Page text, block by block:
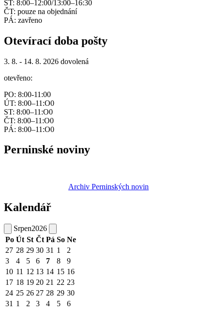
ST: 8:00–12:00/13:00–16:30
ČT: pouze na objednání
PÁ: zavřeno
Otevírací doba pošty
3. 8. - 14. 8. 2026 dovolená
otevřeno:
PO: 8:00-11:00
ÚT: 8:00–11:O0
ST: 8:00–11:O0
ČT: 8:00–11:O0
PÁ: 8:00–11:O0
Perninské noviny
Archiv Perninských novin
Kalendář
Srpen2026
Po Út St Čt Pá So Ne
27 28 29 30 31 1
2
3
4 5 6 7 8
9
10 11 12 13 14 15 16
17 18 19 20 21 22 23
24 25 26 27 28 29 30
31 1 2 3 4 5 6